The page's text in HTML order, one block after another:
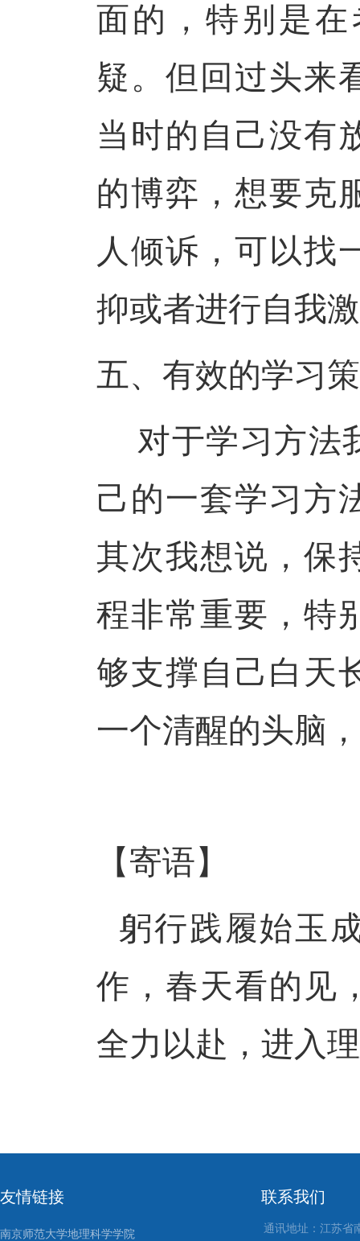
面的，特别是
疑。但回过头来
当时的自己没有
的博弈，想要克
人倾诉，可以找
抑或者进行自我
五、有效的学习
对于学习方法
己的一套学习方
其次我想说，保
程非常重要，特
够支撑自己白天
一个清醒的头脑
【寄语】
躬行践履始玉
作，春天看的见
全力以赴，进入
友情链接
南京师范大学地理科学学院
联系我们
通讯地址：江苏省